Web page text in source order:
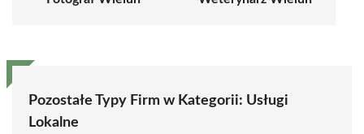
Pozostałe Typy Firm w Kategorii: Usługi
Lokalne